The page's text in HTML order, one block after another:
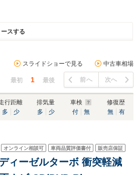
スする
スライドショーで見る 中古車相場
最初 1 最後 前へ 次へ
行距離
多
少
排気量
多
少
車検
付
無
修復歴
無
有
オンライン相談可 車両品質評価書付 販売店保証
ィーゼルターボ 衝突軽減